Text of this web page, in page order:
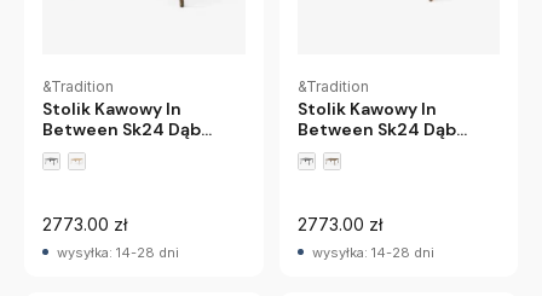
&Tradition
Stolik Kawowy In
Between Sk24 Dąb
Przydymiony
Andtradition
2773.00 zł
wysyłka: 14-28 dni
&Tradition
Stolik Kawowy In
Between Sk24 Dąb
Olejowany
Andtradition
2773.00 zł
wysyłka: 14-28 dni